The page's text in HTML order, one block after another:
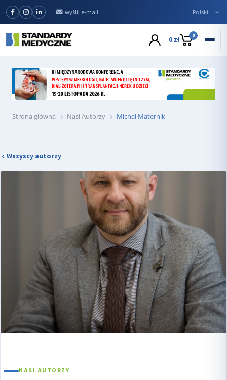
wyślij e-mail
0 zł 0
Strona główna Nasi Autorzy Michał Maternik
Wszyscy autorzy
NASI AUTORZY